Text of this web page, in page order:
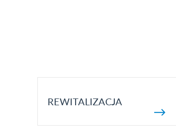
REWITALIZACJA